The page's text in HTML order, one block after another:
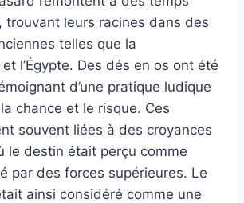
trouvant leurs racines dans des
telles que la
l’Égypte. Des dés en os ont été
d’une pratique ludique
chance et le risque. Ces
souvent liées à des croyances
le destin était perçu comme
par des forces supérieures. Le
ainsi considéré comme une